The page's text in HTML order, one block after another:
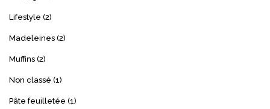
Lifestyle (2)
Madeleines (2)
Muffins (2)
Non classé (1)
Pâte feuilletée (1)